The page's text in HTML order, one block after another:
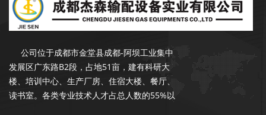
3500万元，是一家专注于石油、天然气行业
输配产品的开发、设计、生产、销售和服务于
公司位于成都市金堂县成都-阿坝工业集中
发展区广东路B2段，占地51亩，建有科研大
楼、培训中心、生产厂房、住宿大楼、餐厅、
读书室。各类专业技术人才占总人数的55%以